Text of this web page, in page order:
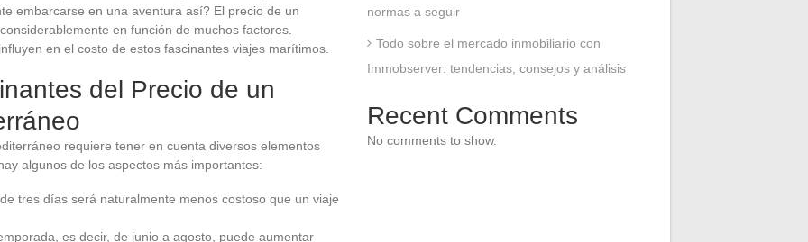
embarcarse en una aventura así? El precio de un
en función de muchos factores.
en el costo de estos fascinantes viajes marítimos.
del Precio de un
requiere tener en cuenta diversos elementos
algunos de los aspectos más importantes:
tres días será naturalmente menos costoso que un viaje
es decir, de junio a agosto, puede aumentar
normas a seguir
Todo sobre el mercado inmobiliario con
Immobserver: tendencias, consejos y análisis
Recent Comments
No comments to show.